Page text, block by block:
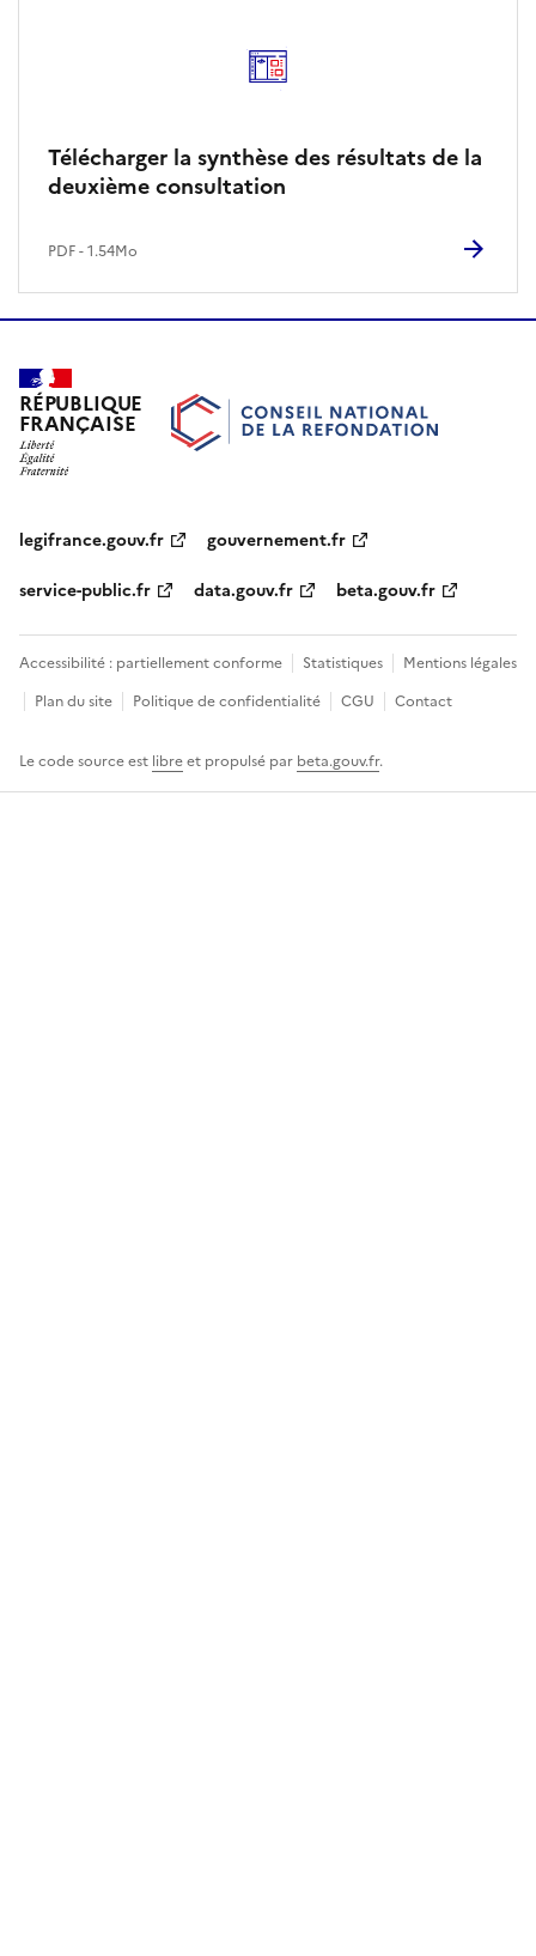
Télécharger la synthèse des résultats de la
deuxième consultation
PDF - 1.54Mo
RÉPUBLIQUE
FRANÇAISE
legifrance.gouv.fr
gouvernement.fr
service-public.fr
data.gouv.fr beta.gouv.fr
Accessibilité : partiellement conforme Statistiques
Mentions légales
Plan du site
Politique de confidentialité CGU Contact
Le code source est libreet propulsé par beta.gouv.fr.